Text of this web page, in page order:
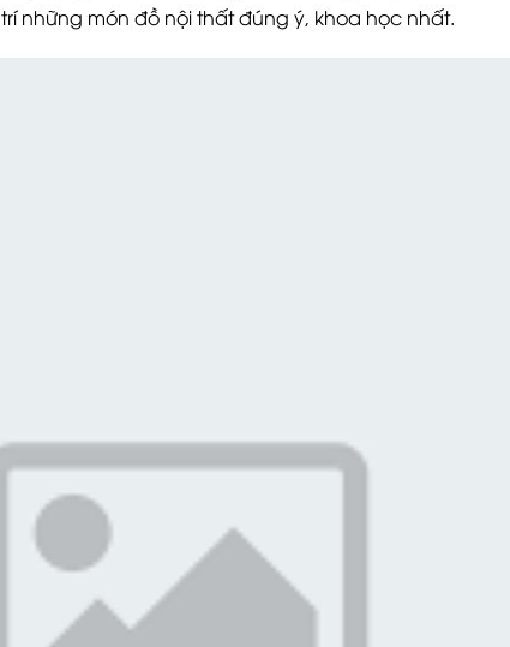
những món đồ nội thất đúng ý, khoa học nhất.